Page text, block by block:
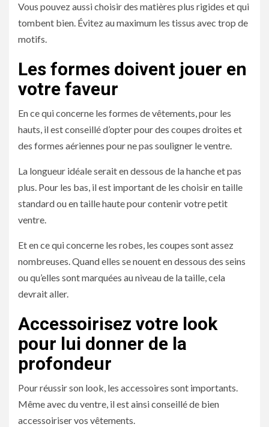
Vous pouvez aussi choisir des matières plus rigides et qui
tombent bien. Évitez au maximum les tissus avec trop de
motifs.
Les formes doivent jouer en
votre faveur
En ce qui concerne les formes de vêtements, pour les
hauts, il est conseillé d’opter pour des coupes droites et
des formes aériennes pour ne pas souligner le ventre.
La longueur idéale serait en dessous de la hanche et pas
plus. Pour les bas, il est important de les choisir en taille
standard ou en taille haute pour contenir votre petit
ventre.
Et en ce qui concerne les robes, les coupes sont assez
nombreuses. Quand elles se nouent en dessous des seins
ou qu’elles sont marquées au niveau de la taille, cela
devrait aller.
Accessoirisez votre look
pour lui donner de la
profondeur
Pour réussir son look, les accessoires sont importants.
Même avec du ventre, il est ainsi conseillé de bien
accessoiriser vos vêtements.